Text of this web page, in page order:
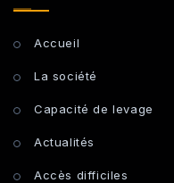
Accueil
La société
Capacité de levage
Actualités
Accès difficiles